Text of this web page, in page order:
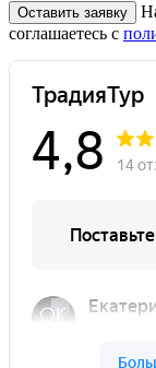
Оставить заявку
соглашаетесь с